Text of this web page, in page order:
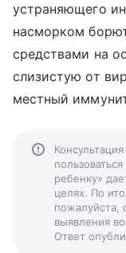
устраняющего
насморком
средствами на
слизистую от
местный
ребенку»
целях. По
пожалуйста,
выявления
Ответ